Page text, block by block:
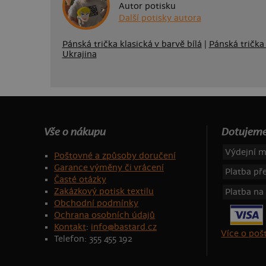
Autor potisku
Další potisky autora
Pánská trička klasická v barvě bílá
Pánská
Ukrajina
Vše o nákupu
Poštovné a způsoby doručení
Garance výměny či vrácení
Časté otázky
Zakázkový potisk textilu
Obchodní podmínky
Ochrana osobních údajů
Kontakt: info@bastard.cz
Telefon: 355 455 192
Výdejní
Platba
Platba
Více o